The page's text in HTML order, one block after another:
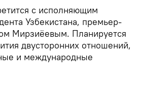
с исполняющим
Узбекистана, премьер-
Мирзиёевым. Планируется
двусторонних отношений,
и международные